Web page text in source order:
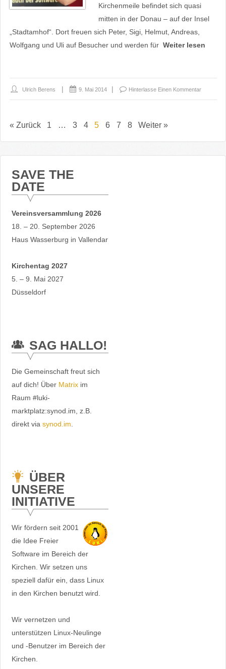
Kirchenmeile befindet sich quasi
mitten in der Donau – auf der Insel
„Stadtamhof“. Dort freuen sich Peter, Sigi, Helmut, Andreas,
Wolfgang und Uli auf Besucher und werden für Weiter lesen
Ulrich Berens 9. Mai 2014 Hinterlasse Einen Kommentar
« Zurück 1 … 3 4 5 6 7 8 Weiter »
SAVE THE
DATE
Vereinsversammlung 2026
18. – 20. September 2026
Haus Wasserburg in Vallendar
Kirchentag 2027
5. – 9. Mai 2027
Düsseldorf
SAG HALLO!
Die Gemeinschaft freut sich
auf dich! Über Matrixim
Raum #luki-
marktplatz:synod.im, z.B.
direkt via synod.im
ÜBER
UNSERE
INITIATIVE
Wir fördern seit 2001
die Idee Freier
Software im Bereich der
Kirchen. Wir setzen uns
speziell dafür ein, dass Linux
in den Kirchen benutzt wird.
Wir vernetzen und
unterstützen Linux-Neulinge
und -Benutzer im Bereich der
Kirchen.